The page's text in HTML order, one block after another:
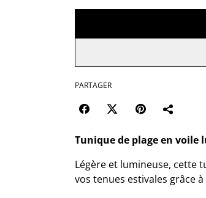
PARTAGER
Tunique de plage en voile
Légère et lumineuse, cette
vos tenues estivales grâce